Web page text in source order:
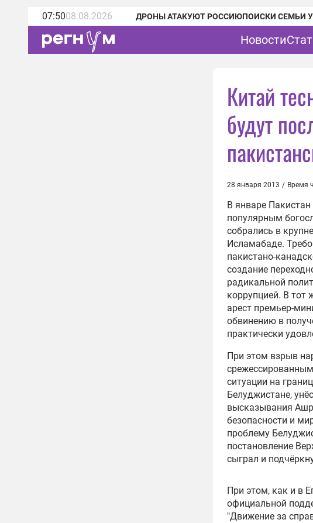
07:5008.08.2026 ДРОНЫ АТАКУЮТ РОССИЮПОИСКИ СЕМЬИ
Новости
Китай
будут
28 января 2013 / Время
В январе
популярным
собрались в
Исламабаде.
пакистано-
создание
радикальной
коррупцией. В тот
арест премьер-
обвинению в
практически
При этом взрыв
ситуации на
Белуджистане,
высказывания
безопасности и
проблему
постановление
сыграл и
При этом, как и в
официальной
"Движение за